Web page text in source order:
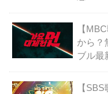
【
から？
ブル最
【